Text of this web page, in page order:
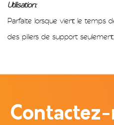
Utilisation:
Parfaite lorsque vient le temps
des piliers de support